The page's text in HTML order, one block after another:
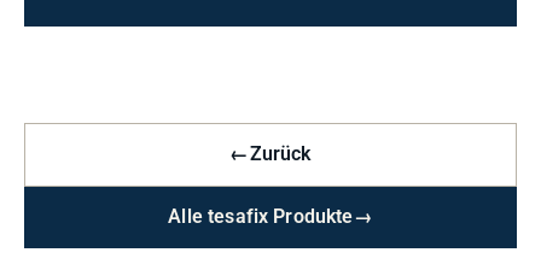
←Zurück
Alle tesafix Produkte→